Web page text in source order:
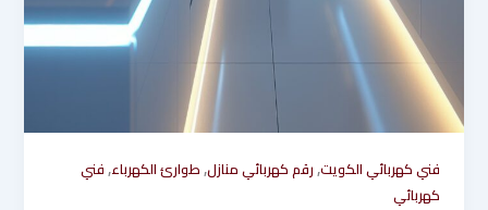
فني كهربائي الكويت,رقم كهربائي منازل,طوارئ الكهرباء,فني
كهربائي